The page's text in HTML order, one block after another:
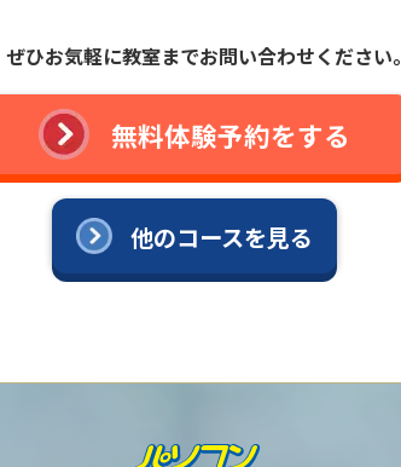
ぜひお気軽に教室までお問い合わせください。
無料体験予約をする
他のコースを見る